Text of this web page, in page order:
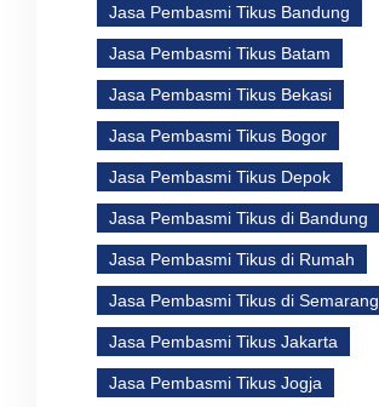
Jasa Pembasmi Tikus Bandung
Jasa Pembasmi Tikus Batam
Jasa Pembasmi Tikus Bekasi
Jasa Pembasmi Tikus Bogor
Jasa Pembasmi Tikus Depok
Jasa Pembasmi Tikus di Bandung
Jasa Pembasmi Tikus di Rumah
Jasa Pembasmi Tikus di Semarang
Jasa Pembasmi Tikus Jakarta
Jasa Pembasmi Tikus Jogja